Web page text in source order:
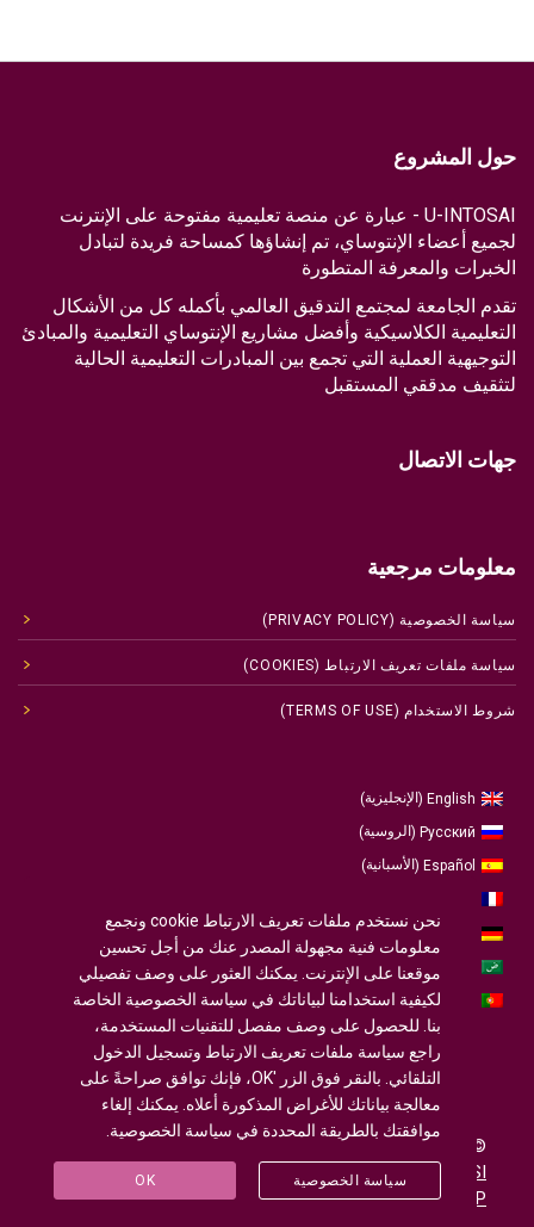
حول المشروع
U-INTOSAI - عبارة عن منصة تعليمية مفتوحة على الإنترنت
لجميع أعضاء الإنتوساي، تم إنشاؤها كمساحة فريدة لتبادل
الخبرات والمعرفة المتطورة
تقدم الجامعة لمجتمع التدقيق العالمي بأكمله كل من الأشكال
التعليمية الكلاسيكية وأفضل مشاريع الإنتوساي التعليمية والمبادئ
التوجيهية العملية التي تجمع بين المبادرات التعليمية الحالية
لتثقيف مدققي المستقبل
جهات الاتصال
معلومات مرجعية
سياسة الخصوصية (PRIVACY POLICY)
سياسة ملفات تعريف الارتباط (COOKIES)
شروط الاستخدام (TERMS OF USE)
English
(الإنجليزية)
Русский
(الروسية)
Español
(الأسبانية)
Deutsch
( الألمانية
Português
( البرتغالية ، البرتغال)
© 2020-2025
U-INTOSAI
- جامعة لمجتمع تصميم ©
Accounts Chamber of the Russian Federation ©
FSI
«CEAIT SP» وتطوير المواقع الإلكترونية
نحن نستخدم ملفات تعريف الارتباط cookie ونجمع
معلومات فنية مجهولة المصدر عنك من أجل تحسين
موقعنا على الإنترنت. يمكنك العثور على وصف تفصيلي
لكيفية استخدامنا لبياناتك في سياسة الخصوصية الخاصة
بنا. للحصول على وصف مفصل للتقنيات المستخدمة،
راجع سياسة ملفات تعريف الارتباط وتسجيل الدخول
التلقائي. بالنقر فوق الزر 'OK، فإنك توافق صراحةً على
معالجة بياناتك للأغراض المذكورة أعلاه. يمكنك إلغاء
موافقتك بالطريقة المحددة في سياسة الخصوصية.
OK سياسة الخصوصية